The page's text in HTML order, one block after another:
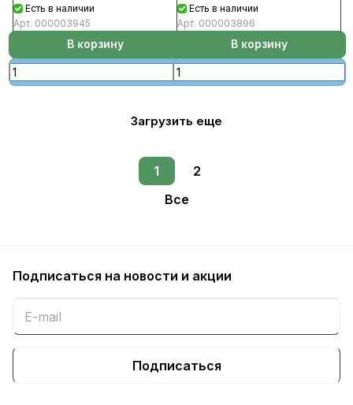
Есть в наличии
Арт. 000003945
В корзину
Есть в наличии
Арт. 000003896
В корзину
Загрузить еще
1
2
Все
Подписаться на новости и акции
Подписаться